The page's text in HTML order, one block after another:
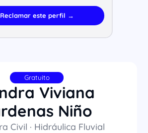
Reclamar este perfil →
Gratuito
Viviana
Niño
Civil · Hidráulica Fluvial